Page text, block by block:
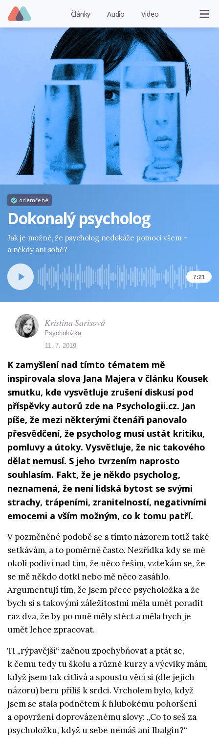
Články Audio Video
odemčené
Dokonalý psycholog
Jak je možné, že psycholog nedokáže pomoci všem –
a někdy ani sobě?
7:21
K zamyšlení nad tímto tématem mě
inspirovala slova Jana Majera v článku Kousek
smutku, kde vysvětluje zrušení diskusí pod
příspěvky autorů zde na Psychologii.cz. Jan
píše, že mezi některými čtenáři panovalo
přesvědčení, že psycholog musí ustát kritiku,
pomluvy a útoky. Vysvětluje, že nic takového
dělat nemusí. S jeho tvrzením naprosto
souhlasím. Fakt, že je někdo psycholog,
neznamená, že není lidská bytost se svými
strachy, trápeními, zranitelností, negativními
emocemi a vším možným, co k tomu patří.
V pozměněné podobě se s tímto názorem totiž také
setkávám, a to poměrně často. Nezřídka kdy se mé
okolí podiví nad tím, že něco řeším, vztekám se, že
se mě někdo dotkl nebo mě něco zasáhlo.
Argumentují tím, že jsem přece psycholožka a že
bych si s takovými záležitostmi měla umět poradit
raz dva, že by po mně měly stéct a měla bych je
umět lehce zpracovat.
Ti „rýpavější“ začnou zpochybňovat a ptát se,
k čemu tedy tu školu a různé kurzy a výcviky mám,
když jsem tak citlivá a spoustu věcí si (dle jejich
názoru) beru příliš k srdci. Vrcholem bylo, když
jsem se stala podnětem k hlubokému pohoršení
a opovržení doprovázenému slovy: „Co to seš za
psycholožku, když u sebe nemáš ani Ibalgin?“
Kristina Sarisová
Psycholožka
11. 7. 2019